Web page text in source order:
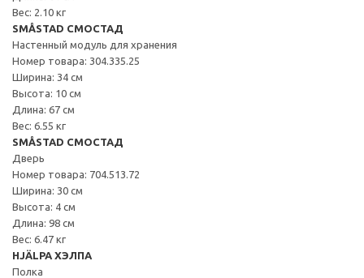
Вес: 2.10 кг
SMÅSTAD СМОСТАД
Настенный модуль для хранения
Номер товара: 304.335.25
Ширина: 34 см
Высота: 10 см
Длина: 67 см
Вес: 6.55 кг
SMÅSTAD СМОСТАД
Дверь
Номер товара: 704.513.72
Ширина: 30 см
Высота: 4 см
Длина: 98 см
Вес: 6.47 кг
HJÄLPA ХЭЛПА
Полка